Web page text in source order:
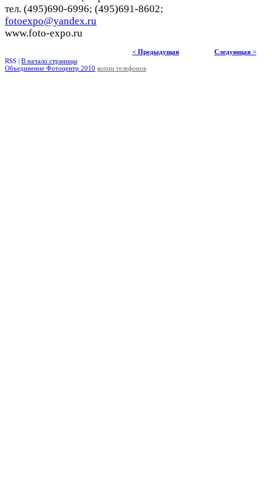
тел. (495)690-6996; (495)691-8602;
fotoexpo@yandex.ru
www.foto-expo.ru
< Предыдущая
Следующая >
RSS | В начало страницы
Объединение Фотоцентр 2010 копии телефонов